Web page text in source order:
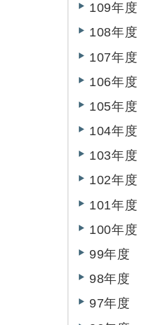
109年度
108年度
107年度
106年度
105年度
104年度
103年度
102年度
101年度
100年度
99年度
98年度
97年度